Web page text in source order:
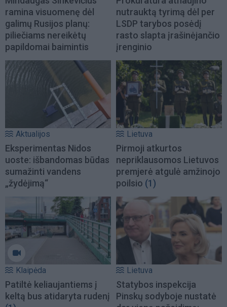
ramina visuomenę dėl
galimų Rusijos planų:
piliečiams nereikėtų
papildomai baimintis
nutrauktą tyrimą dėl per
LSDP tarybos posėdį
rasto slapta įrašinėjančio
įrenginio
Aktualijos
Eksperimentas Nidos
uoste: išbandomas būdas
sumažinti vandens
„žydėjimą“
Lietuva
Pirmoji atkurtos
nepriklausomos Lietuvos
premjerė atgulė amžinojo
poilsio (1)
Klaipėda
Patiltė keliaujantiems į
keltą bus atidaryta rudenį
Lietuva
Statybos inspekcija
Pinskų sodyboje nustatė